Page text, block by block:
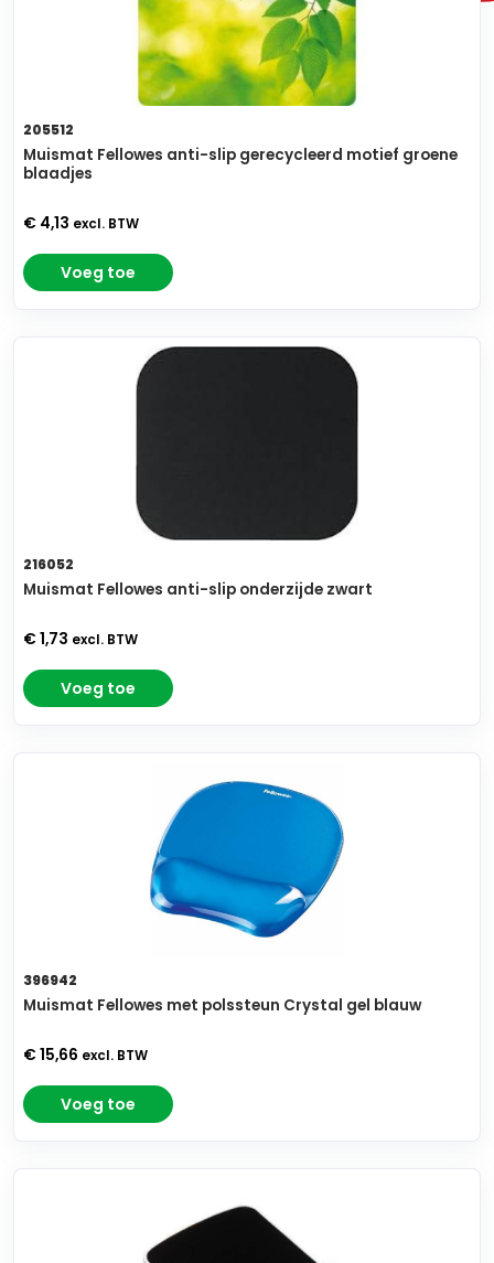
205512
Muismat Fellowes anti-slip gerecycleerd motief groene
blaadjes
€ 4,13 excl. BTW
Voeg toe
216052
Muismat Fellowes anti-slip onderzijde zwart
€ 1,73 excl. BTW
Voeg toe
396942
Muismat Fellowes met polssteun Crystal gel blauw
€ 15,66 excl. BTW
Voeg toe